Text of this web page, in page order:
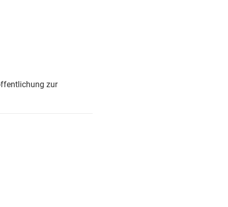
zur